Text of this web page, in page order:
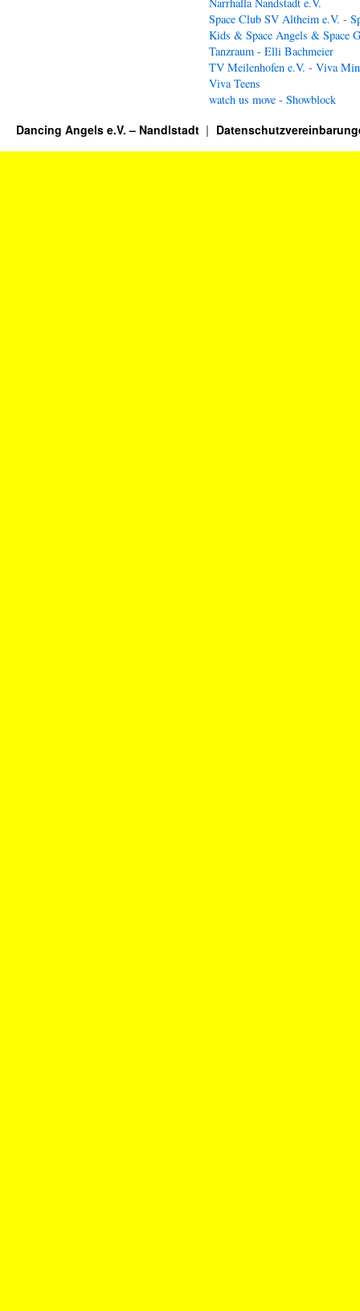
Space Club SV Altheim e.V. -
Kids & Space Angels & Space
Tanzraum - Elli Bachmeier
TV Meilenhofen e.V. - Viva
Viva Teens
watch us move - Showblock
Dancing Angels e.V. – Nandlstadt